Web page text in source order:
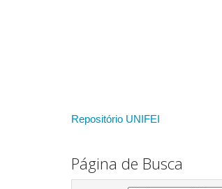
Repositório UNIFEI
Página de Busca